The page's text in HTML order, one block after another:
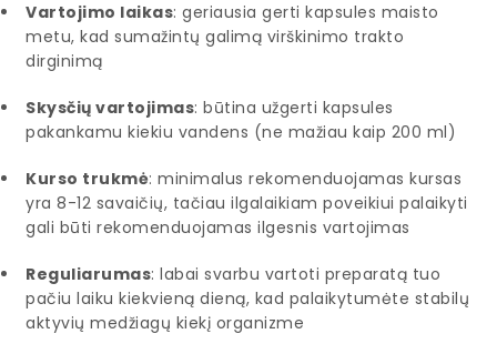
Vartojimo laikas: geriausia gerti kapsules maisto
metu, kad sumažintų galimą virškinimo trakto
dirginimą
Skysčių vartojimas: būtina užgerti kapsules
pakankamu kiekiu vandens (ne mažiau kaip 200 ml)
Kurso trukmė: minimalus rekomenduojamas kursas
yra 8-12 savaičių, tačiau ilgalaikiam poveikiui palaikyti
gali būti rekomenduojamas ilgesnis vartojimas
Reguliarumas: labai svarbu vartoti preparatą tuo
pačiu laiku kiekvieną dieną, kad palaikytumėte stabilų
aktyvių medžiagų kiekį organizme